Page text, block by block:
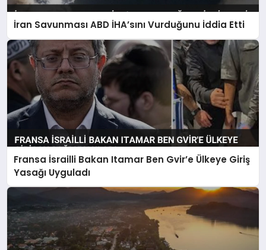
İran Savunması ABD İHA’sını Vurduğunu İddia Etti
Fransa İsrailli Bakan Itamar Ben Gvir’e Ülkeye Giriş
Yasağı Uyguladı